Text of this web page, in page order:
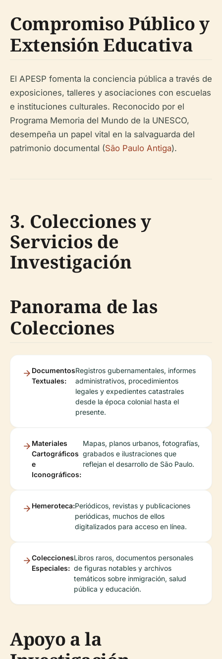
Compromiso Público y
Extensión Educativa
El APESP fomenta la conciencia pública a través de
exposiciones, talleres y asociaciones con escuelas
e instituciones culturales. Reconocido por el
Programa Memoria del Mundo de la UNESCO,
desempeña un papel vital en la salvaguarda del
patrimonio documental (São Paulo Antiga).
3. Colecciones y
Servicios de
Investigación
Panorama de las
Colecciones
Documentos
Textuales:
Registros gubernamentales, informes
administrativos, procedimientos
legales y expedientes catastrales
desde la época colonial hasta el
presente.
Materiales
Cartográficos
e
Iconográficos:
Mapas, planos urbanos, fotografías,
grabados e ilustraciones que
reflejan el desarrollo de São Paulo.
Hemeroteca:Periódicos, revistas y publicaciones
periódicas, muchos de ellos
digitalizados para acceso en línea.
Colecciones
Especiales:
Libros raros, documentos personales
de figuras notables y archivos
temáticos sobre inmigración, salud
pública y educación.
Apoyo a la